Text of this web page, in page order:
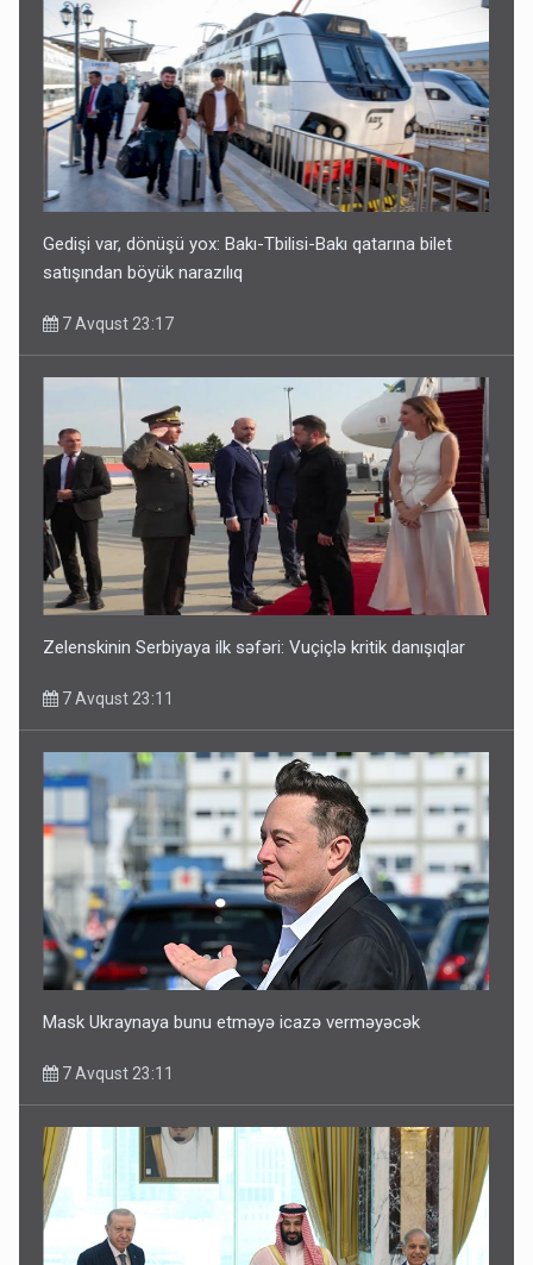
Geri çağırılan səfir Abel Məhərrəmovun oğludur - DOSYE
7 Avqust 14:07
Media və Yayım Şurasına əlavə hüquq və vəzifələr verilib
7 Avqust 13:24
Gedişi var, dönüşü yox: Bakı-Tbilisi-Bakı qatarına bilet
satışından böyük narazılıq
7 Avqust 23:17
Zelenskinin Serbiyaya ilk səfəri: Vuçiçlə kritik danışıqlar
7 Avqust 23:11
Mask Ukraynaya bunu etməyə icazə verməyəcək
7 Avqust 23:11